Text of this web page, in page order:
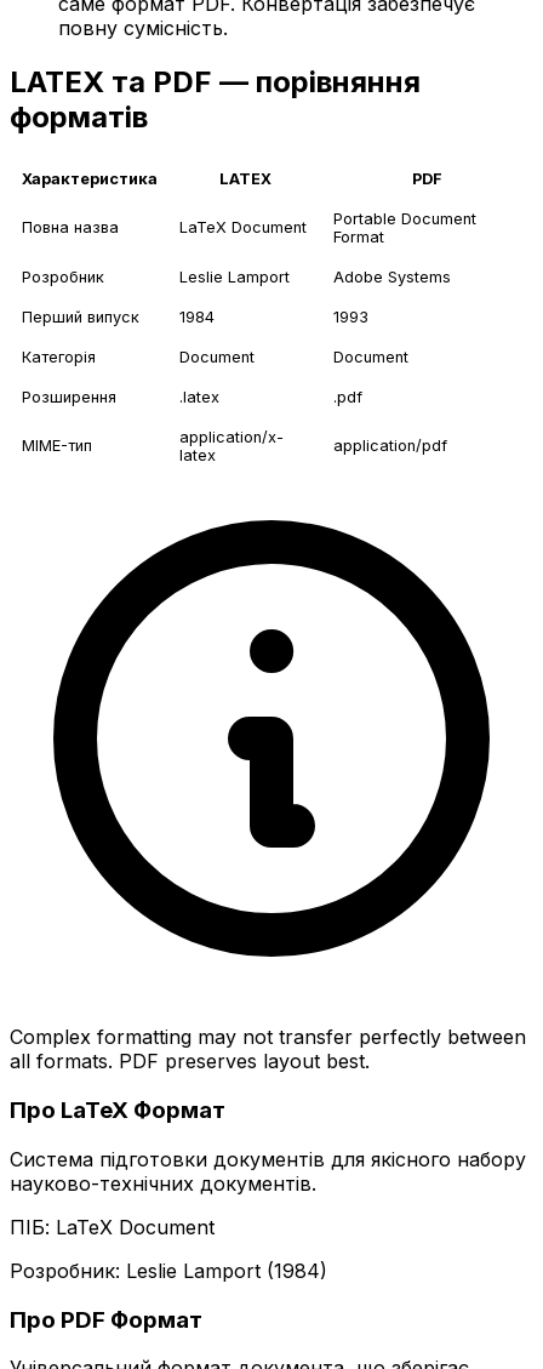
повну сумісність.
LATEX та PDF — порівняння
форматів
Характеристика LATEX PDF
Повна назва LaTeX Document
Portable Document
Format
Розробник Leslie Lamport Adobe Systems
Перший випуск 1984 1993
Категорія Document Document
Розширення .latex .pdf
MIME-тип
application/x-
latex
application/pdf
Complex formatting may not transfer perfectly between
all formats. PDF preserves layout best.
Про LaTeX Формат
Система підготовки документів для якісного набору
науково-технічних документів.
ПІБ: LaTeX Document
Розробник: Leslie Lamport (1984)
Про PDF Формат